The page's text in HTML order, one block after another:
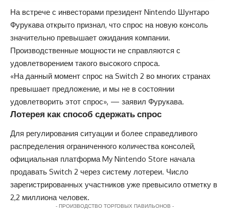
На встрече с инвесторами президент Nintendo Шунтаро
Фурукава открыто признал, что спрос на новую консоль
значительно превышает ожидания компании.
Производственные мощности не справляются с
удовлетворением такого высокого спроса.
«На данный момент спрос на Switch 2 во многих странах
превышает предложение, и мы не в состоянии
удовлетворить этот спрос», — заявил Фурукава.
Лотерея как способ сдержать спрос
Для регулирования ситуации и более справедливого
распределения ограниченного количества консолей,
официальная платформа My Nintendo Store начала
продавать Switch 2 через систему лотереи. Число
зарегистрированных участников уже превысило отметку в
2,2 миллиона человек.
- ПРОИЗВОДСТВО ТОРГОВЫХ ПАВИЛЬОНОВ -